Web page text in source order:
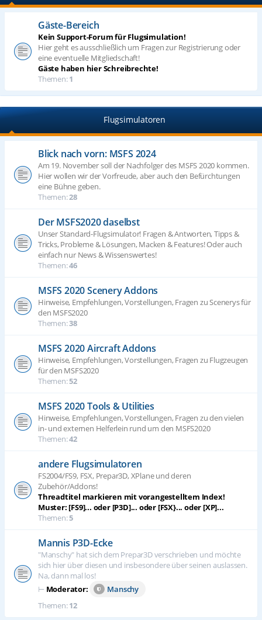
Gäste-Bereich
Kein Support-Forum für Flugsimulation!
Hier geht es ausschließlich um Fragen zur Registrierung oder
eine eventuelle Mitgliedschaft!
Gäste haben hier Schreibrechte!
Themen:1
Flugsimulatoren
Blick nach vorn: MSFS 2024
Am 19. November soll der Nachfolger des MSFS 2020 kommen.
Hier wollen wir der Vorfreude, aber auch den Befürchtungen
eine Bühne geben.
Themen:28
Der MSFS2020 daselbst
Unser Standard-Flugsimulator! Fragen & Antworten, Tipps &
Tricks, Probleme & Lösungen, Macken & Features! Oder auch
einfach nur News & Wissenswertes!
Themen:46
MSFS 2020 Scenery Addons
Hinweise, Empfehlungen, Vorstellungen, Fragen zu Scenerys für
den MSFS2020
Themen:38
MSFS 2020 Aircraft Addons
Hinweise, Empfehlungen, Vorstellungen, Fragen zu Flugzeugen
für den MSFS2020
Themen:52
MSFS 2020 Tools & Utilities
Hinweise, Empfehlungen, Vorstellungen, Fragen zu den vielen
in- und externen Helferlein rund um den MSFS2020
Themen:42
andere Flugsimulatoren
FS2004/FS9, FSX, Prepar3D, XPlane und deren
Zubehör/Addons!
Threadtitel markieren mit vorangestelltem Index!
Muster: [FS9]... oder [P3D]... oder [FSX}... oder [XP]...
Themen:5
Mannis P3D-Ecke
"Manschy" hat sich dem Prepar3D verschrieben und möchte
sich hier über diesen und insbesondere über seinen auslassen.
Na, dann mal los!
⊢ Moderator:
Manschy
Themen:12